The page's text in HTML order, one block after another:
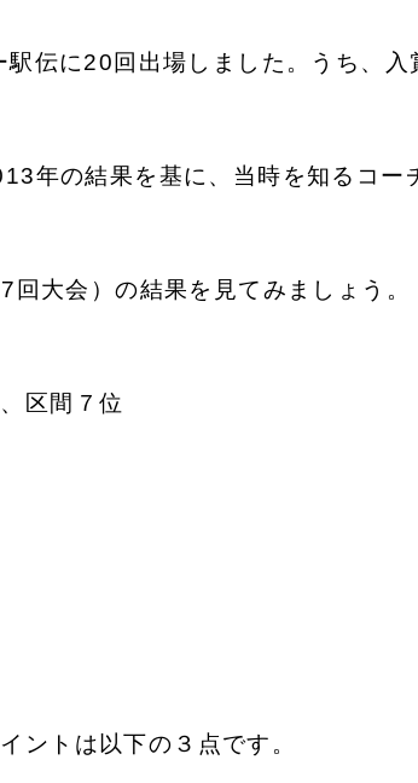
伝に20回出場しました。うち、入
年の結果を基に、当時を知るコー
大会）の結果を見てみましょう。
区間７位
ントは以下の３点です。